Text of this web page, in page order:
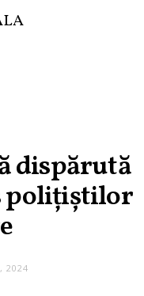
dispărută
polițiștilor
2024